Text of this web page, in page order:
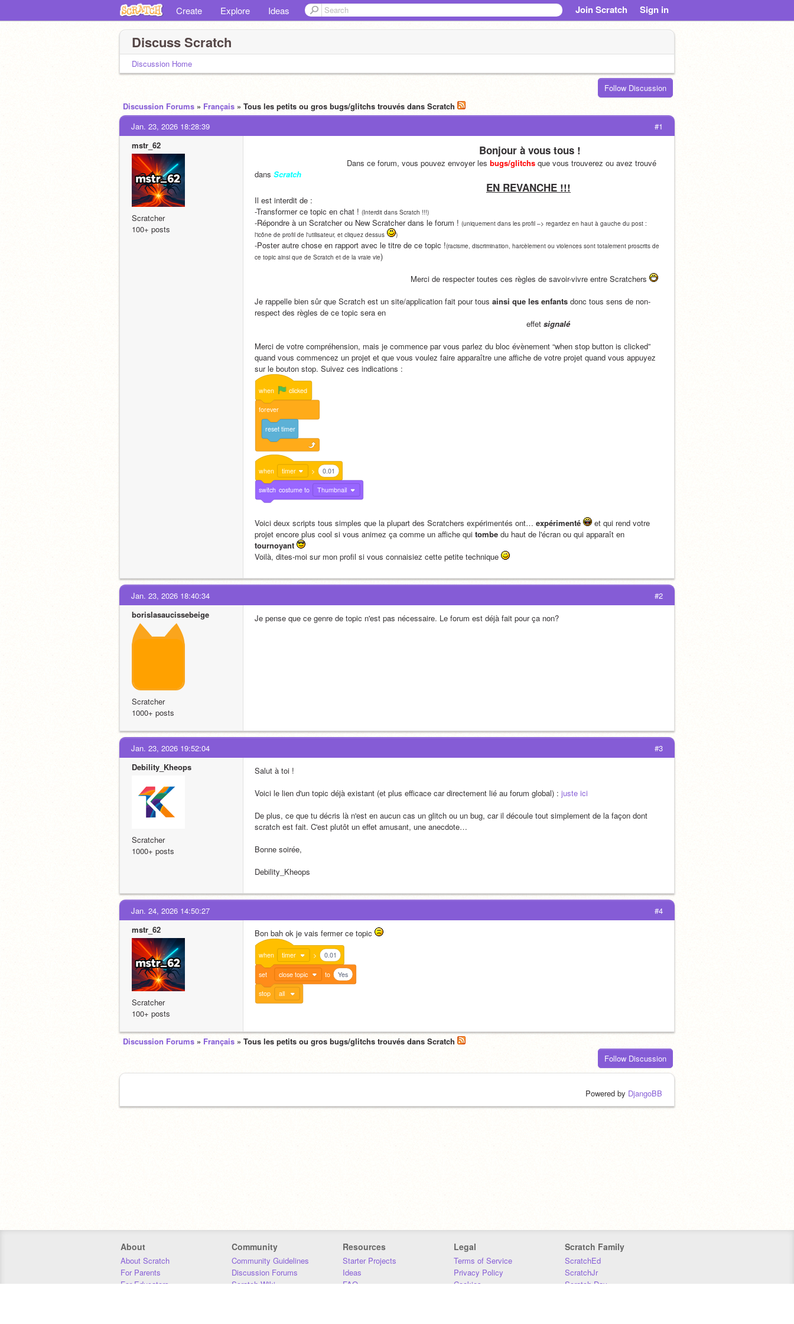
Create Explore Ideas Join Scratch Sign in
Discuss Scratch
Discussion Home
Follow Discussion
Discussion Forums » Français » Tous les petits ou gros bugs/glitchs trouvés dans Scratch
#1
Jan. 23, 2026 18:28:39
mstr_62
Scratcher
100+ posts
Bonjour à vous tous !
                                       Dans ce forum, vous pouvez envoyer les
bugs/glitchs que vous trouverez ou avez trouvé
dans Scratch
EN REVANCHE !!!
Il est interdit de :
-Transformer ce topic en chat ! (Interdit dans Scratch !!!)
-Répondre à un Scratcher ou New Scratcher dans le forum ! (uniquement dans les profil –> regardez en haut à gauche du post :
l'icône de profil de l'utilisateur, et cliquez dessus
)
-Poster autre chose en rapport avec le titre de ce topic !(racisme, discrimination, harcèlement ou violences sont totalement proscrits de
ce topic ainsi que de Scratch et de la vraie vie)
                                                                  Merci de respecter toutes ces règles de savoir-vivre entre Scratchers
Je rappelle bien sûr que Scratch est un site/application fait pour tous ainsi que les enfants donc tous sens de non-
respect des règles de ce topic sera en
                                                                                                                   effet
signalé
Merci de votre compréhension, mais je commence par vous parlez du bloc évènement “when stop button is clicked”
quand vous commencez un projet et que vous voulez faire apparaître une affiche de votre projet quand vous appuyez
sur le bouton stop. Suivez ces indications :
when clicked
forever
reset timer
when timer > 0.01
switch costume to Thumbnail
Voici deux scripts tous simples que la plupart des Scratchers expérimentés ont… expérimenté
et qui rend votre
projet encore plus cool si vous animez ça comme un affiche qui tombe
tournoyant
Voilà, dites-moi sur mon profil si vous connaisiez cette petite technique
#2
Jan. 23, 2026 18:40:34
borislasaucissebeige
Scratcher
1000+ posts
Je pense que ce genre de topic n'est pas nécessaire. Le forum est déjà fait pour ça non?
#3
Jan. 23, 2026 19:52:04
Debility_Kheops
Scratcher
1000+ posts
Salut à toi !
Voici le lien d'un topic déjà existant (et plus efficace car directement lié au forum global) : juste ici
De plus, ce que tu décris là n'est en aucun cas un glitch ou un bug, car il découle tout simplement de la façon dont
scratch est fait. C'est plutôt un effet amusant, une anecdote…
Bonne soirée,
Debility_Kheops
#4
Jan. 24, 2026 14:50:27
mstr_62
Scratcher
100+ posts
Bon bah ok je vais fermer ce topic
when timer > 0.01
set close topic to Yes
stop all
Discussion Forums » Français » Tous les petits ou gros bugs/glitchs trouvés dans Scratch
Follow Discussion
Powered by DjangoBB
About
About Scratch
For Parents
For Educators
Community
Community Guidelines
Discussion Forums
Scratch Wiki
Resources
Starter Projects
Ideas
FAQ
Legal
Terms of Service
Privacy Policy
Cookies
Scratch Family
ScratchEd
ScratchJr
Scratch Day